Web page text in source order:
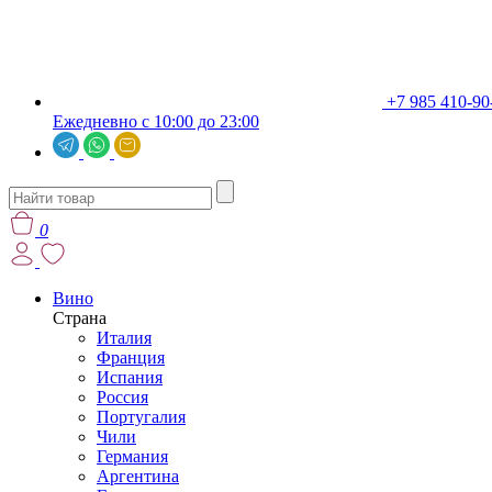
+7 985 410-
Ежедневно с 10:00 до 23:00
0
Вино
Страна
Италия
Франция
Испания
Россия
Португалия
Чили
Германия
Аргентина